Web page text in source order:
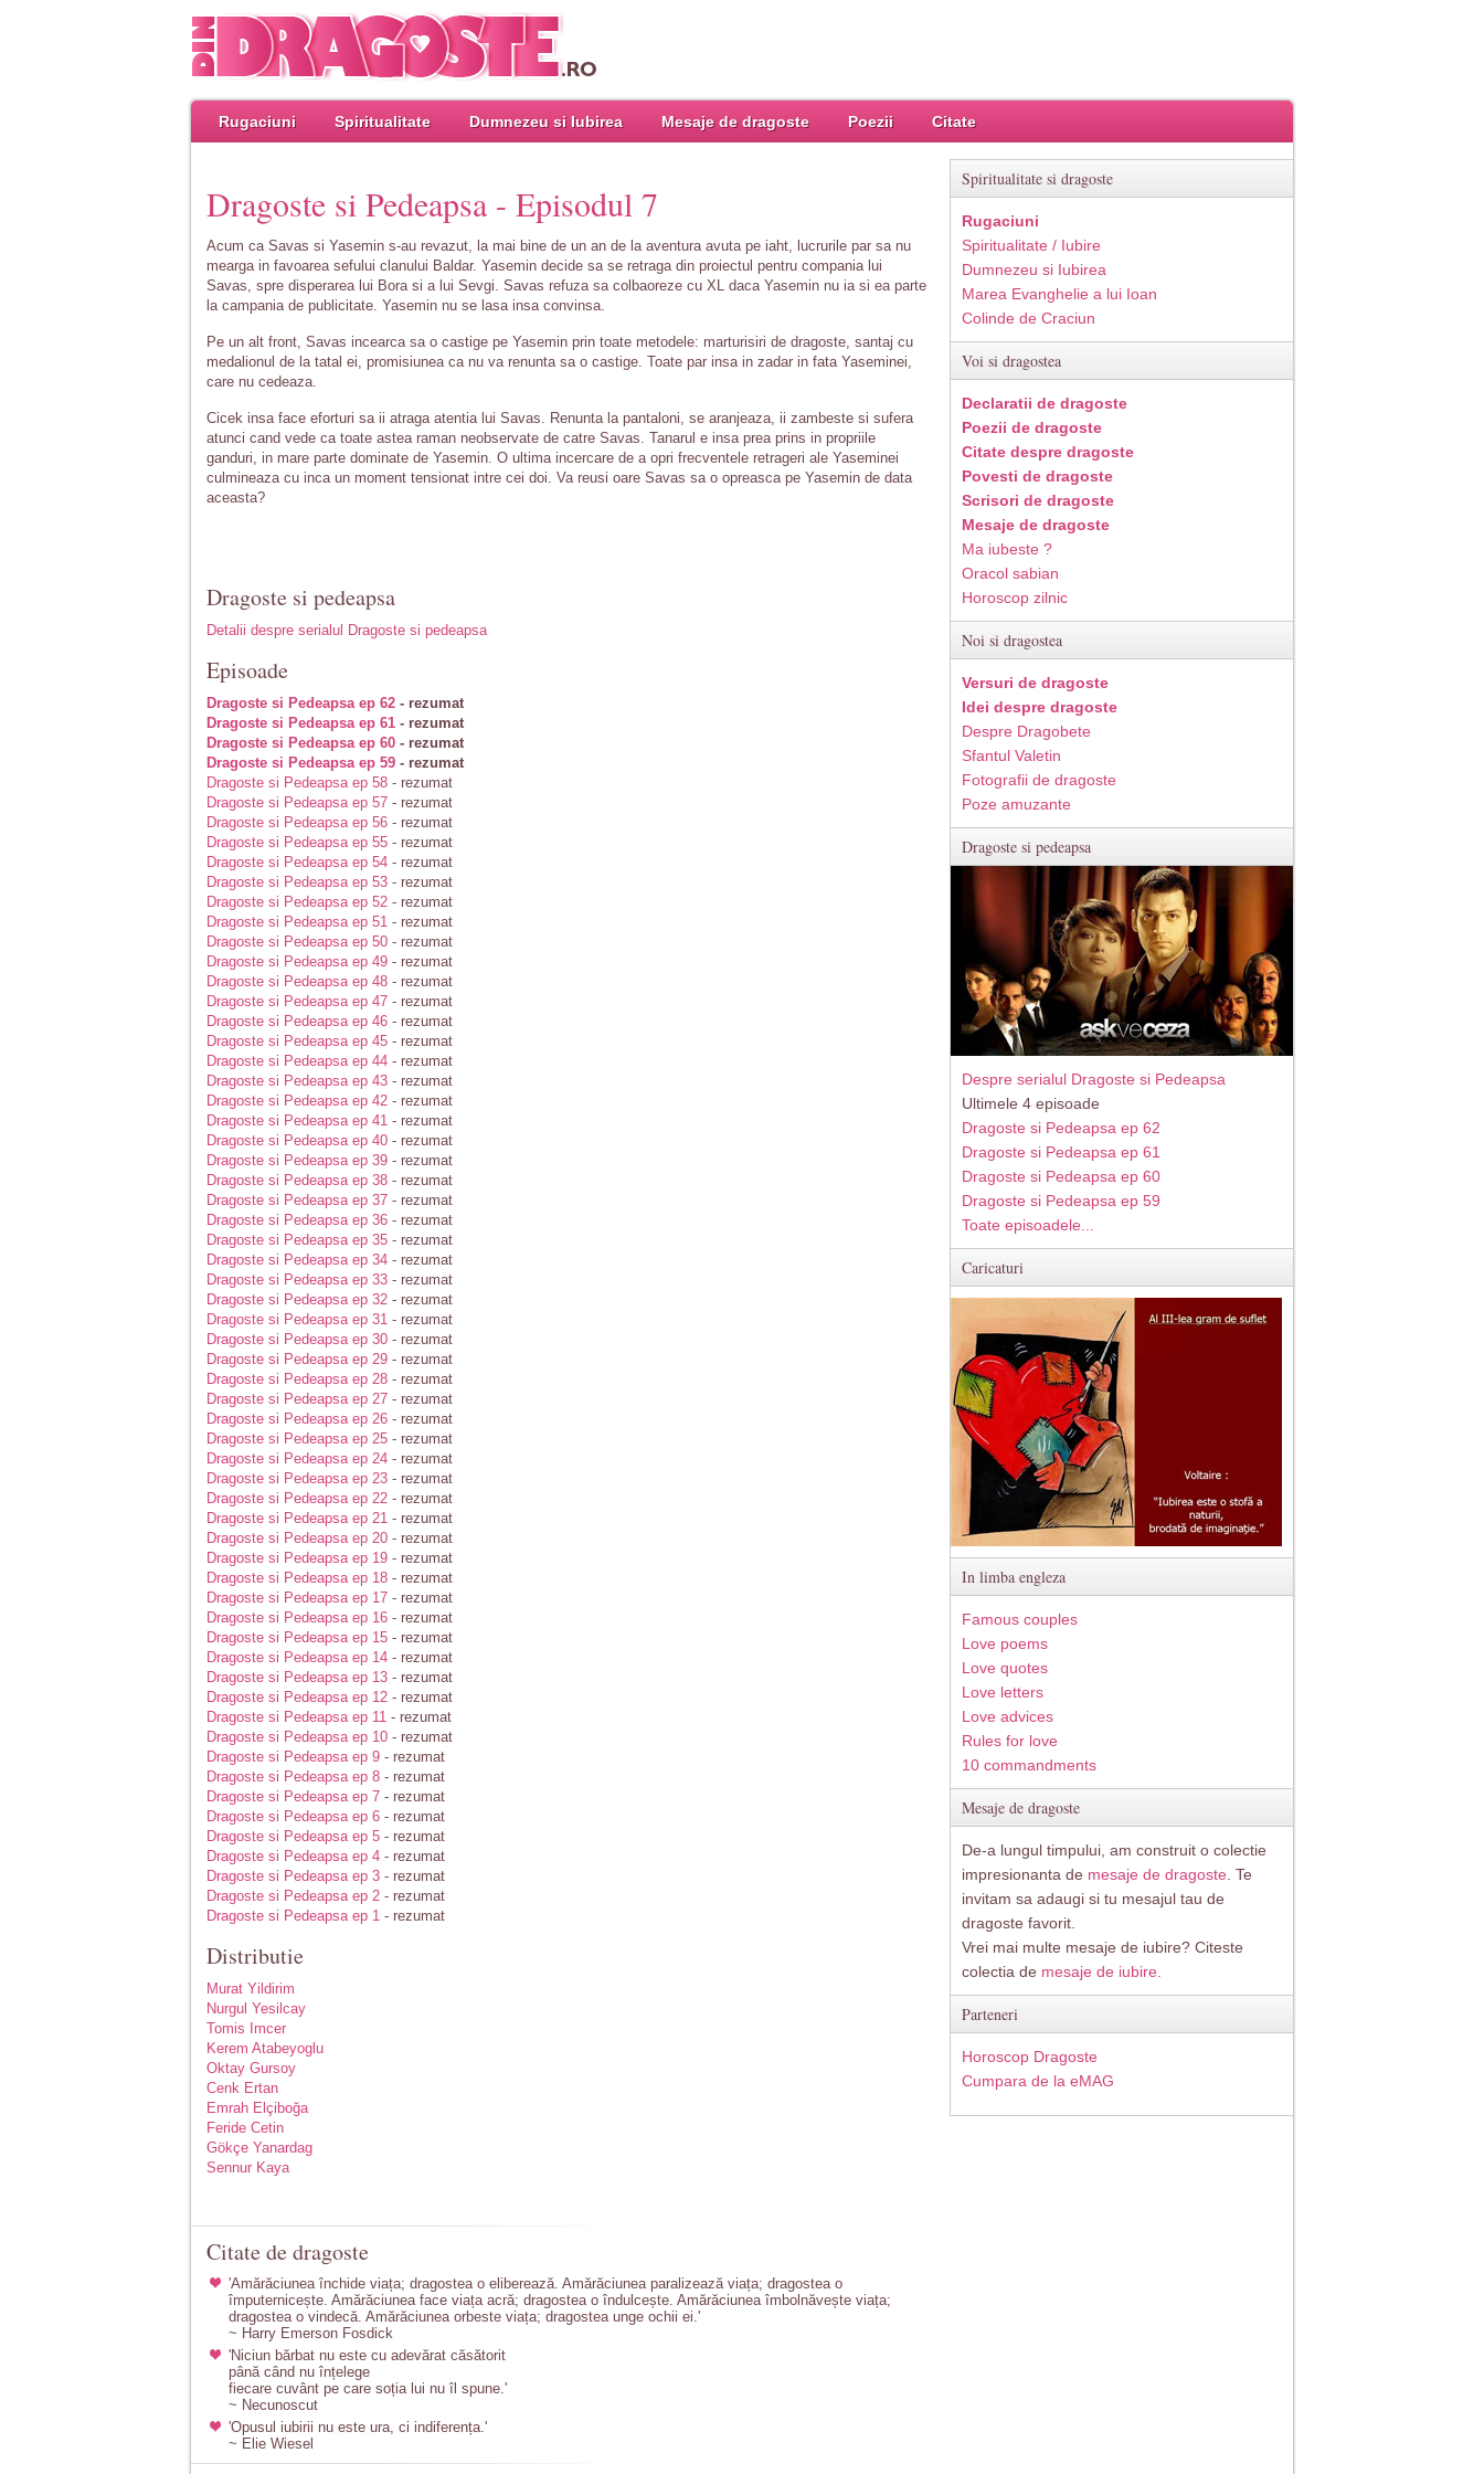
Rugaciuni Spiritualitate Dumnezeu si Iubirea Mesaje de dragoste Poezii Citate
Dragoste si Pedeapsa - Episodul 7
Acum ca Savas si Yasemin s-au revazut, la mai bine de un an de la aventura avuta pe iaht, lucrurile par sa nu
mearga in favoarea sefului clanului Baldar. Yasemin decide sa se retraga din proiectul pentru compania lui
Savas, spre disperarea lui Bora si a lui Sevgi. Savas refuza sa colbaoreze cu XL daca Yasemin nu ia si ea parte
la campania de publicitate. Yasemin nu se lasa insa convinsa.
Pe un alt front, Savas incearca sa o castige pe Yasemin prin toate metodele: marturisiri de dragoste, santaj cu
medalionul de la tatal ei, promisiunea ca nu va renunta sa o castige. Toate par insa in zadar in fata Yaseminei,
care nu cedeaza.
Cicek insa face eforturi sa ii atraga atentia lui Savas. Renunta la pantaloni, se aranjeaza, ii zambeste si sufera
atunci cand vede ca toate astea raman neobservate de catre Savas. Tanarul e insa prea prins in propriile
ganduri, in mare parte dominate de Yasemin. O ultima incercare de a opri frecventele retrageri ale Yaseminei
culmineaza cu inca un moment tensionat intre cei doi. Va reusi oare Savas sa o opreasca pe Yasemin de data
aceasta?
Dragoste si pedeapsa
Detalii despre serialul Dragoste si pedeapsa
Episoade
Dragoste si Pedeapsa ep 62 - rezumat
Dragoste si Pedeapsa ep 61 - rezumat
Dragoste si Pedeapsa ep 60 - rezumat
Dragoste si Pedeapsa ep 59 - rezumat
Dragoste si Pedeapsa ep 58 - rezumat
Dragoste si Pedeapsa ep 57 - rezumat
Dragoste si Pedeapsa ep 56 - rezumat
Dragoste si Pedeapsa ep 55 - rezumat
Dragoste si Pedeapsa ep 54 - rezumat
Dragoste si Pedeapsa ep 53 - rezumat
Dragoste si Pedeapsa ep 52 - rezumat
Dragoste si Pedeapsa ep 51 - rezumat
Dragoste si Pedeapsa ep 50 - rezumat
Dragoste si Pedeapsa ep 49 - rezumat
Dragoste si Pedeapsa ep 48 - rezumat
Dragoste si Pedeapsa ep 47 - rezumat
Dragoste si Pedeapsa ep 46 - rezumat
Dragoste si Pedeapsa ep 45 - rezumat
Dragoste si Pedeapsa ep 44 - rezumat
Dragoste si Pedeapsa ep 43 - rezumat
Dragoste si Pedeapsa ep 42 - rezumat
Dragoste si Pedeapsa ep 41 - rezumat
Dragoste si Pedeapsa ep 40 - rezumat
Dragoste si Pedeapsa ep 39 - rezumat
Dragoste si Pedeapsa ep 38 - rezumat
Dragoste si Pedeapsa ep 37 - rezumat
Dragoste si Pedeapsa ep 36 - rezumat
Dragoste si Pedeapsa ep 35 - rezumat
Dragoste si Pedeapsa ep 34 - rezumat
Dragoste si Pedeapsa ep 33 - rezumat
Dragoste si Pedeapsa ep 32 - rezumat
Dragoste si Pedeapsa ep 31 - rezumat
Dragoste si Pedeapsa ep 30 - rezumat
Dragoste si Pedeapsa ep 29 - rezumat
Dragoste si Pedeapsa ep 28 - rezumat
Dragoste si Pedeapsa ep 27 - rezumat
Dragoste si Pedeapsa ep 26 - rezumat
Dragoste si Pedeapsa ep 25 - rezumat
Dragoste si Pedeapsa ep 24 - rezumat
Dragoste si Pedeapsa ep 23 - rezumat
Dragoste si Pedeapsa ep 22 - rezumat
Dragoste si Pedeapsa ep 21 - rezumat
Dragoste si Pedeapsa ep 20 - rezumat
Dragoste si Pedeapsa ep 19 - rezumat
Dragoste si Pedeapsa ep 18 - rezumat
Dragoste si Pedeapsa ep 17 - rezumat
Dragoste si Pedeapsa ep 16 - rezumat
Dragoste si Pedeapsa ep 15 - rezumat
Dragoste si Pedeapsa ep 14 - rezumat
Dragoste si Pedeapsa ep 13 - rezumat
Dragoste si Pedeapsa ep 12 - rezumat
Dragoste si Pedeapsa ep 11 - rezumat
Dragoste si Pedeapsa ep 10 - rezumat
Dragoste si Pedeapsa ep 9 - rezumat
Dragoste si Pedeapsa ep 8 - rezumat
Dragoste si Pedeapsa ep 7 - rezumat
Dragoste si Pedeapsa ep 6 - rezumat
Dragoste si Pedeapsa ep 5 - rezumat
Dragoste si Pedeapsa ep 4 - rezumat
Dragoste si Pedeapsa ep 3 - rezumat
Dragoste si Pedeapsa ep 2 - rezumat
Dragoste si Pedeapsa ep 1 - rezumat
Distributie
Murat Yildirim
Nurgul Yesilcay
Tomis Imcer
Kerem Atabeyoglu
Oktay Gursoy
Cenk Ertan
Emrah Elçiboğa
Feride Cetin
Gökçe Yanardag
Sennur Kaya
Citate de dragoste
'Amărăciunea închide viața; dragostea o eliberează. Amărăciunea paralizează viața; dragostea o
împuternicește. Amărăciunea face viața acră; dragostea o îndulcește. Amărăciunea îmbolnăvește viața;
dragostea o vindecă. Amărăciunea orbeste viața; dragostea unge ochii ei.'
~ Harry Emerson Fosdick
'Niciun bărbat nu este cu adevărat căsătorit
până când nu înțelege
fiecare cuvânt pe care soția lui nu îl spune.'
~ Necunoscut
'Opusul iubirii nu este ura, ci indiferența.'
~ Elie Wiesel
Spiritualitate si dragoste
Rugaciuni
Spiritualitate / Iubire
Dumnezeu si Iubirea
Marea Evanghelie a lui Ioan
Colinde de Craciun
Voi si dragostea
Declaratii de dragoste
Poezii de dragoste
Citate despre dragoste
Povesti de dragoste
Scrisori de dragoste
Mesaje de dragoste
Ma iubeste ?
Oracol sabian
Horoscop zilnic
Noi si dragostea
Versuri de dragoste
Idei despre dragoste
Despre Dragobete
Sfantul Valetin
Fotografii de dragoste
Poze amuzante
Dragoste si pedeapsa
Despre serialul Dragoste si Pedeapsa
Ultimele 4 episoade
Dragoste si Pedeapsa ep 62
Dragoste si Pedeapsa ep 61
Dragoste si Pedeapsa ep 60
Dragoste si Pedeapsa ep 59
Toate episoadele...
Caricaturi
In limba engleza
Famous couples
Love poems
Love quotes
Love letters
Love advices
Rules for love
10 commandments
Mesaje de dragoste
De-a lungul timpului, am construit o colectie
impresionanta de mesaje de dragoste . Te
invitam sa adaugi si tu mesajul tau de
dragoste favorit.
Vrei mai multe mesaje de iubire? Citeste
colectia de mesaje de iubire.
Parteneri
Horoscop Dragoste
Cumpara de la eMAG